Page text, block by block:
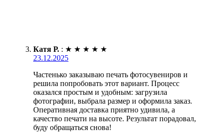
Катя Р. : ★ ★ ★ ★ ★
23.12.2025
Частенько заказываю печать фотосувениров и
решила попробовать этот вариант. Процесс
оказался простым и удобным: загрузила
фотографии, выбрала размер и оформила заказ.
Оперативная доставка приятно удивила, а
качество печати на высоте. Результат порадовал,
буду обращаться снова!